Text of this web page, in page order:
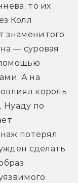
то их
Колл
знаменитого
— суровая
помощью
А на
король
Нуаду по
потерял
сделать